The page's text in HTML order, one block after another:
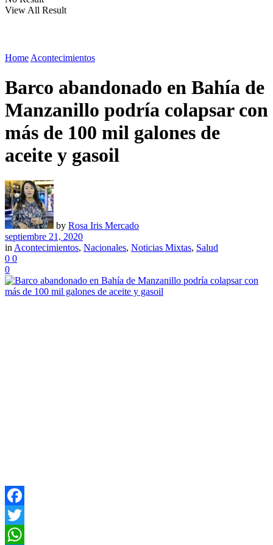
View All Result
Home Acontecimientos
Barco abandonado en Bahía de
Manzanillo podría colapsar con
más de 100 mil galones de
aceite y gasoil
by Rosa Iris Mercado
septiembre 21, 2020
in Acontecimientos, Nacionales, Noticias Mixtas, Salud
0 0
0
Facebook
Twitter